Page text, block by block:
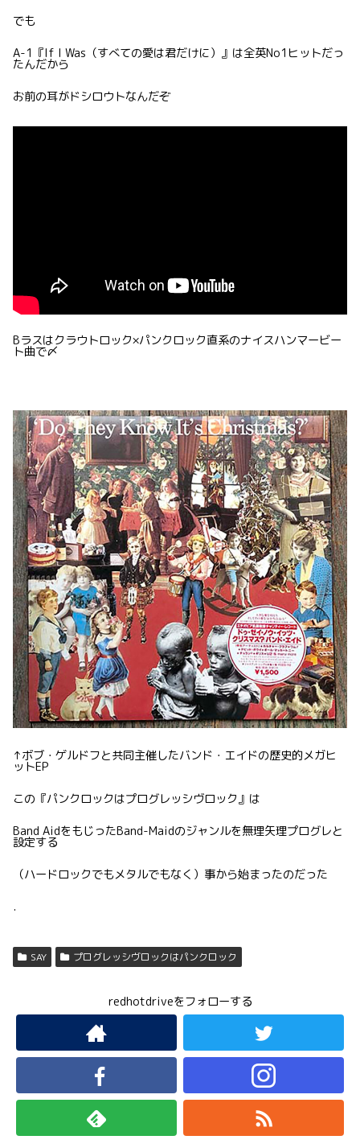
でも
A-1『If I Was（すべての愛は君だけに）』は全英No1ヒットだっ
たんだから
お前の耳がドシロウトなんだぞ
Bラスはクラウトロック×パンクロック直系のナイスハンマービー
ト曲で〆
↑ボブ・ゲルドフと共同主催したバンド・エイドの歴史的メガヒ
ットEP
この『パンクロックはプログレッシヴロック』は
Band AidをもじったBand-Maidのジャンルを無理矢理プログレと
設定する
（ハードロックでもメタルでもなく）事から始まったのだった
.
SAY プログレッシヴロックはパンクロック
redhotdriveをフォローする